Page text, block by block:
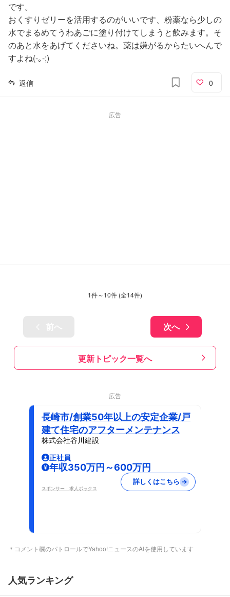
です。
おくすりゼリーを活用するのがいいです、粉薬なら少しの
水でまるめてうわあごに塗り付けてしまうと飲みます。そ
のあと水をあげてくださいね。薬は嫌がるからたいへんで
すよね(-｡-;)
返信 0
広告
1件～10件 (全14件)
次へ
更新トピック一覧へ
広告
長崎市/創業50年以上の安定企業/戸
建て住宅のアフターメンテナンス
株式会社谷川建設
正社員
年収350万円～600万円
スポンサー：求人ボックス
詳しくはこちら
＊コメント欄のパトロールでYahoo!ニュースのAIを使用しています
人気ランキング